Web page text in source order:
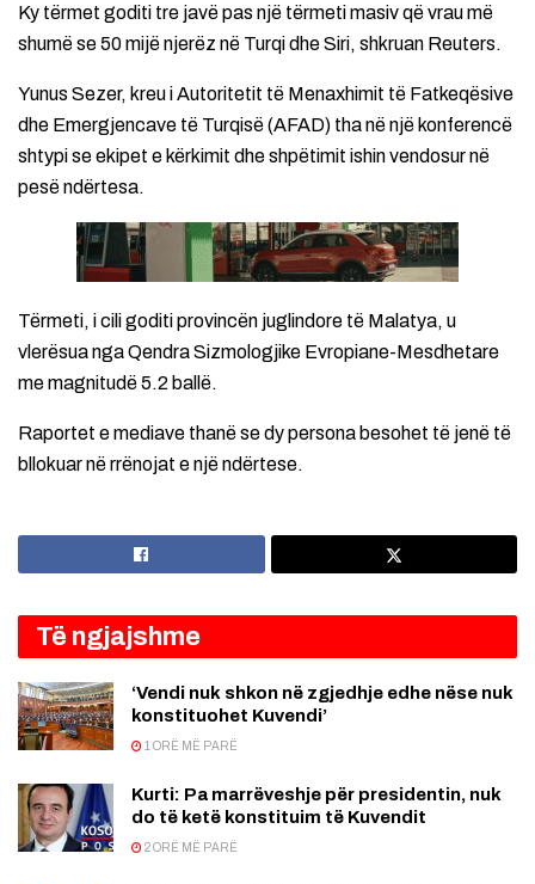
Ky tërmet goditi tre javë pas një tërmeti masiv që vrau më
shumë se 50 mijë njerëz në Turqi dhe Siri, shkruan Reuters.
Yunus Sezer, kreu i Autoritetit të Menaxhimit të Fatkeqësive
dhe Emergjencave të Turqisë (AFAD) tha në një konferencë
shtypi se ekipet e kërkimit dhe shpëtimit ishin vendosur në
pesë ndërtesa.
Tërmeti, i cili goditi provincën juglindore të Malatya, u
vlerësua nga Qendra Sizmologjike Evropiane-Mesdhetare
me magnitudë 5.2 ballë.
Raportet e mediave thanë se dy persona besohet të jenë të
bllokuar në rrënojat e një ndërtese.
Të ngjajshme
‘Vendi nuk shkon në zgjedhje edhe nëse nuk
konstituohet Kuvendi’
1 ORË MË PARË
Kurti: Pa marrëveshje për presidentin, nuk
do të ketë konstituim të Kuvendit
2 ORË MË PARË